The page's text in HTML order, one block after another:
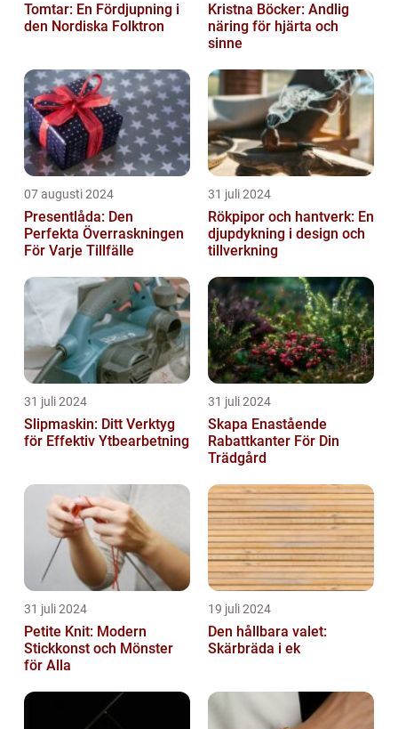
Tomtar: En Fördjupning i
den Nordiska Folktron
Kristna Böcker: Andlig
näring för hjärta och
sinne
07 augusti 2024
Presentlåda: Den
Perfekta Överraskningen
För Varje Tillfälle
31 juli 2024
Rökpipor och hantverk: En
djupdykning i design och
tillverkning
31 juli 2024
Slipmaskin: Ditt Verktyg
för Effektiv Ytbearbetning
31 juli 2024
Skapa Enastående
Rabattkanter För Din
Trädgård
31 juli 2024
Petite Knit: Modern
Stickkonst och Mönster
för Alla
19 juli 2024
Den hållbara valet:
Skärbräda i ek